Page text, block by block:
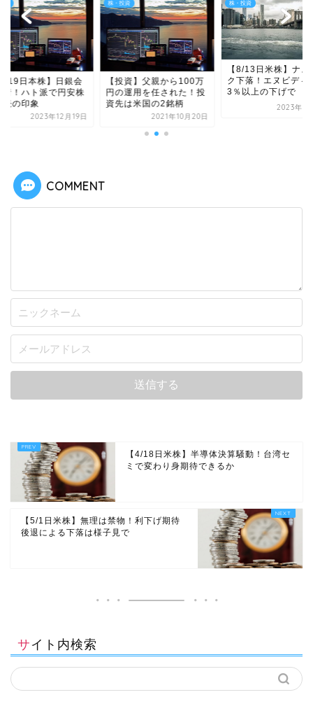
19日本株】日銀会
着！ハト派で円安株
続の印象
2023年12月19日
株・投資
【投資】父親から100万
円の運用を任された！投
資先は米国の2銘柄
2021年10月20日
株・投資
【8/13日米株】ナス
ク下落！エヌビディ
3％以上の下げで
2023年8
COMMENT
【4/18日米株】半導体決算騒動！台湾セ
ミで変わり身期待できるか
【5/1日米株】無理は禁物！利下げ期待
後退による下落は様子見で
サイト内検索